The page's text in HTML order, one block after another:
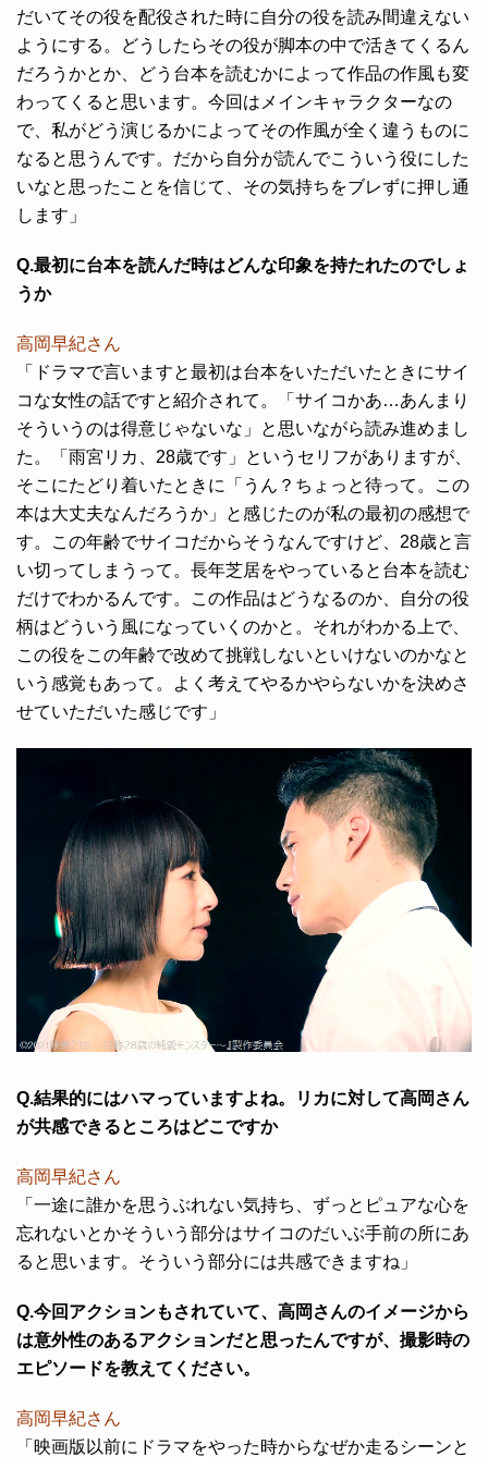
だいてその役を配役された時に自分の役を読み間違えない
ようにする。どうしたらその役が脚本の中で活きてくるん
だろうかとか、どう台本を読むかによって作品の作風も変
わってくると思います。今回はメインキャラクターなの
で、私がどう演じるかによってその作風が全く違うものに
なると思うんです。だから自分が読んでこういう役にした
いなと思ったことを信じて、その気持ちをブレずに押し通
します」
Q.最初に台本を読んだ時はどんな印象を持たれたのでしょ
うか
高岡早紀さん
「ドラマで言いますと最初は台本をいただいたときにサイ
コな女性の話ですと紹介されて。「サイコかあ…あんまり
そういうのは得意じゃないな」と思いながら読み進めまし
た。「雨宮リカ、28歳です」というセリフがありますが、
そこにたどり着いたときに「うん？ちょっと待って。この
本は大丈夫なんだろうか」と感じたのが私の最初の感想で
す。この年齢でサイコだからそうなんですけど、28歳と言
い切ってしまうって。長年芝居をやっていると台本を読む
だけでわかるんです。この作品はどうなるのか、自分の役
柄はどういう風になっていくのかと。それがわかる上で、
この役をこの年齢で改めて挑戦しないといけないのかなと
いう感覚もあって。よく考えてやるかやらないかを決めさ
せていただいた感じです」
Q.結果的にはハマっていますよね。リカに対して高岡さん
が共感できるところはどこですか
高岡早紀さん
「一途に誰かを思うぶれない気持ち、ずっとピュアな心を
忘れないとかそういう部分はサイコのだいぶ手前の所にあ
ると思います。そういう部分には共感できますね」
Q.今回アクションもされていて、高岡さんのイメージから
は意外性のあるアクションだと思ったんですが、撮影時の
エピソードを教えてください。
高岡早紀さん
「映画版以前にドラマをやった時からなぜか走るシーンと